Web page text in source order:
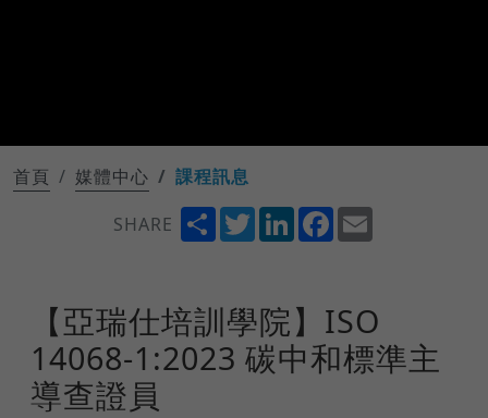
首頁 媒體中心
課程訊息
SHARE
ShareTwitterLinkedInFacebook
【亞瑞仕培訓學院】ISO
14068-1:2023 碳中和標準主
導查證員